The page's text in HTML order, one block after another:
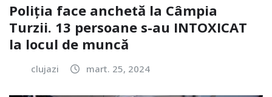
Poliția face anchetă la Câmpia
Turzii. 13 persoane s-au INTOXICAT
la locul de muncă
clujazi mart. 25, 2024